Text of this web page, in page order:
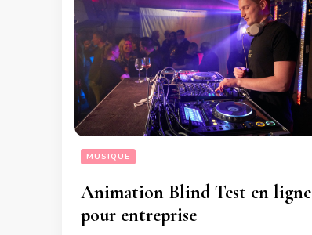
MUSIQUE
Animation Blind Test en ligne
pour entreprise